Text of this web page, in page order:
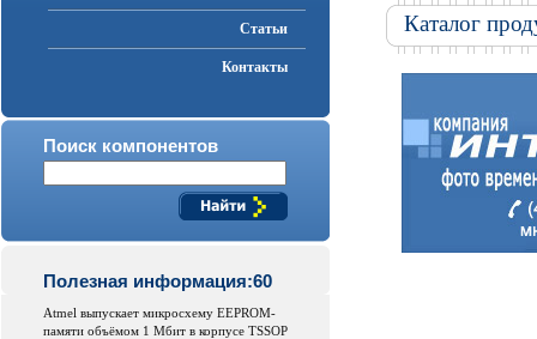
Статьи
Контакты
Поиск компонентов
Полезная информация:60
Atmel выпускает микросхему EEPROM-
памяти объёмом 1 Мбит в корпусе TSSOP
Каталог